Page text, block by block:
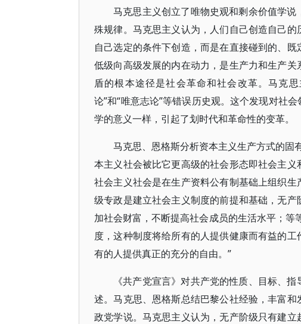
马克思主义创立了唯物史观和剩余价值学
殊规律。马克思主义认为，人们自己创造自己
自己选定的条件下创造，而是在直接碰到的、
低级向高级发展的内在动力，是生产力和生产
盾的根本途径是社会革命和社会改革。马克
论”和“唯意志论”等错误历史观。这个发现对社
学的意义一样，引起了划时代和革命性的变革。
马克思、恩格斯分析资本主义生产方式的固
本主义社会被比它更高级的社会形态即社会主
社会主义社会是在生产资料公有制基础上组织
级专政是建立社会主义制度的前提和基础，无
加社会财富，不断提高社会成员的生活水平；
度，这种制度将给所有的人提供健康而有益的
有的人提供真正的充分的自由。”
《共产党宣言》对共产党的性质、目标、
述。马克思、恩格斯总结巴黎公社经验，丰富
政党学说。马克思主义认为，无产阶级只有建